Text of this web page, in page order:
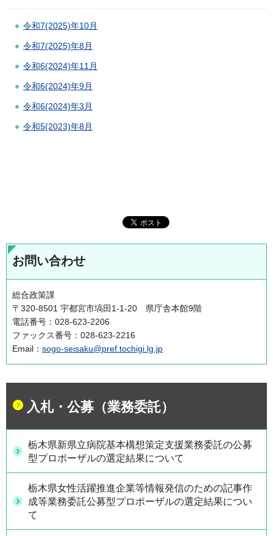
令和7(2025)年10月
令和7(2025)年8月
令和6(2024)年11月
令和6(2024)年9月
令和6(2024)年3月
令和5(2023)年8月
お問い合わせ
総合政策課
〒320-8501 宇都宮市塙田1-1-20 県庁舎本館9階
電話番号：028-623-2206
ファックス番号：028-623-2216
Email： sogo-seisaku@pref.tochigi.lg.jp
入札・公募（業務委託）
栃木県新県立病院基本構想策定支援業務委託の公募
型プロポーザルの選定結果について
栃木県女性活躍推進企業等情報発信のための記事作
成等業務委託公募型プロポーザルの選定結果につい
て